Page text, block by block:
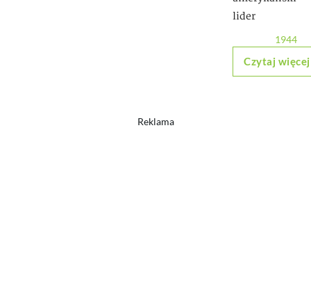
lider
1944
Czytaj więcej
Reklama